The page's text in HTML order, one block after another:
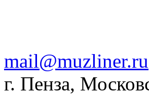
mail@muzliner.ru
г. Пенза,